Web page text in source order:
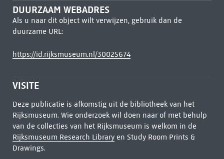
DUURZAAM WEBADRES
Als u naar dit object wilt verwijzen, gebruik dan de
duurzame URL:
https://id.rijksmuseum.nl/30025674
VISITE
Deze publicatie is afkomstig uit de bibliotheek van het
Rijksmuseum. Wie onderzoek wil doen naar of met behulp
van de collecties van het Rijksmuseum is welkom in de
Rijksmuseum Research Libraryen Study Room Prints &
Drawings.